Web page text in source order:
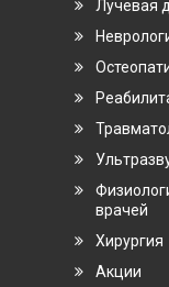
Лучевая
врачей
Хирургия
Акции